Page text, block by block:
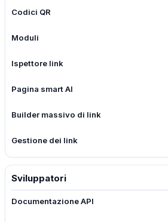
Codici QR
Moduli
Ispettore link
Pagina smart AI
Builder massivo di link
Gestione dei link
Sviluppatori
Documentazione API